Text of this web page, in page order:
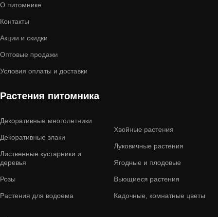
О питомнике
Контакты
Акции и скидки
Оптовые продажи
Условия оплаты и доставки
Растения питомника
Декоративные многолетники
Декоративные злаки
Лиственные кустарники и
деревья
Розы
Растения для водоема
Хвойные растения
Луковичные растения
Ягодные и плодовые
Вьющиеся растения
Кадочные, комнатные цветы